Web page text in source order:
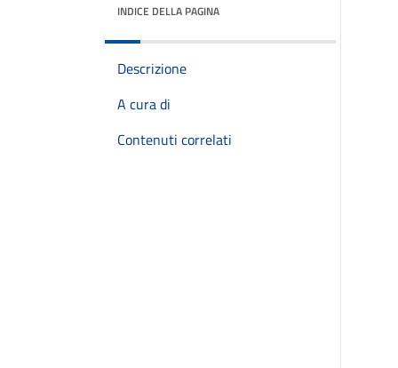
INDICE DELLA PAGINA
Descrizione
A cura di
Contenuti correlati